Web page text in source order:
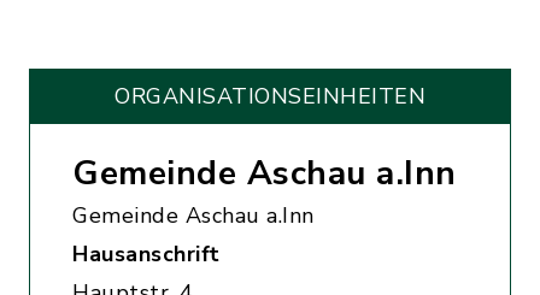
ORGANISATIONS­EINHEITEN
Gemeinde Aschau a.Inn
Gemeinde Aschau a.Inn
Hausanschrift